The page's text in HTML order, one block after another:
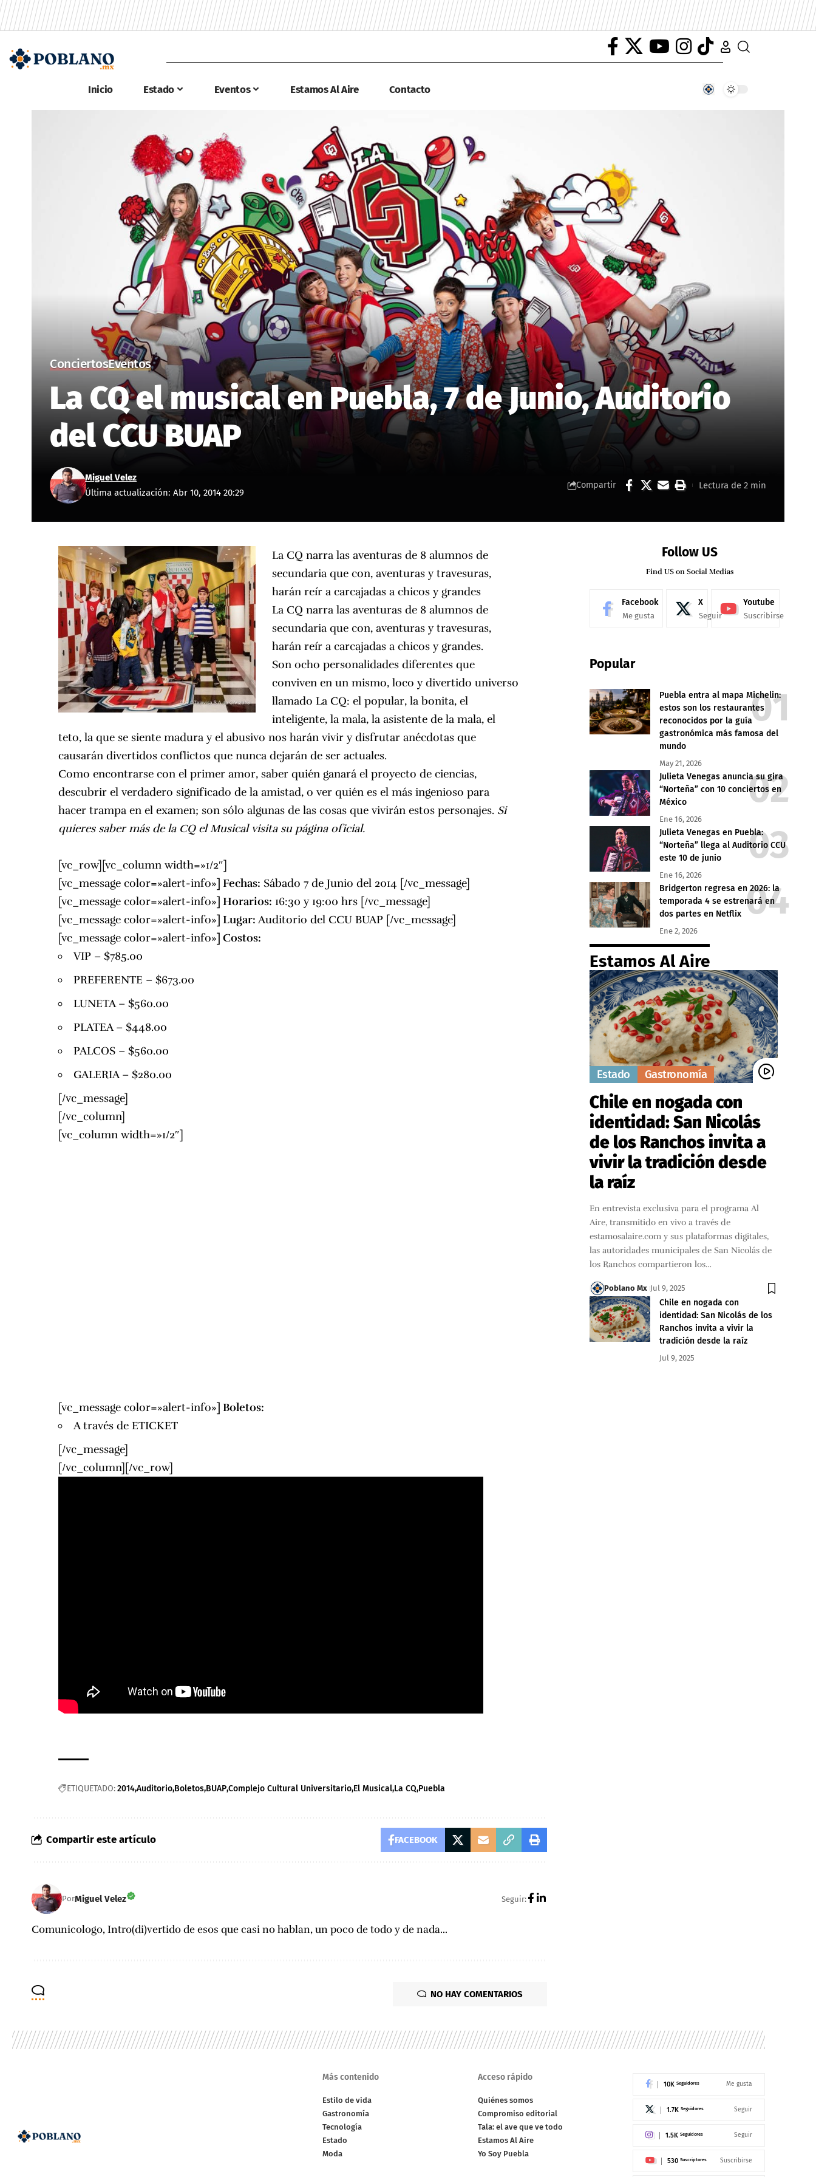
Inicio Estado Eventos Estamos Al Aire Contacto
ConciertosEventos
La CQ el musical en Puebla, 7 de Junio, Auditorio
del CCU BUAP
Última actualización: Abr 10, 2014 20:29
Miguel Velez
Compartir Lectura de 2 min
La CQ narra las aventuras de 8 alumnos de
secundaria que con, aventuras y travesuras,
harán reír a carcajadas a chicos y grandes
La CQ narra las aventuras de 8 alumnos de
secundaria que con, aventuras y travesuras,
harán reír a carcajadas a chicos y grandes.
Son ocho personalidades diferentes que
conviven en un mismo, loco y divertido universo
llamado La CQ: el popular, la bonita, el
inteligente, la mala, la asistente de la mala, el
teto, la que se siente madura y el abusivo nos harán vivir y disfrutar anécdotas que
causarán divertidos conflictos que nunca dejarán de ser actuales.
Como encontrarse con el primer amor, saber quién ganará el proyecto de ciencias,
descubrir el verdadero significado de la amistad, o ver quién es el más ingenioso para
hacer trampa en el examen; son sólo algunas de las cosas que vivirán estos personajes. Si
quieres saber más de la CQ el Musical visita su página oficial.
[vc_row][vc_column width=»1/2″]
[vc_message color=»alert-info»]Fechas: Sábado 7 de Junio del 2014 [/vc_message]
[vc_message color=»alert-info»]Horarios: 16:30 y 19:00 hrs [/vc_message]
[vc_message color=»alert-info»]Lugar: Auditorio del CCU BUAP [/vc_message]
[vc_message color=»alert-info»]Costos:
VIP – $785.00
PREFERENTE – $673.00
LUNETA – $560.00
PLATEA – $448.00
PALCOS – $560.00
GALERIA – $280.00
[/vc_message]
[/vc_column]
[vc_column width=»1/2″]
[vc_message color=»alert-info»]Boletos:
A través deETICKET
[/vc_message]
[/vc_column][/vc_row]
ETIQUETADO:2014Auditorio Boletos BUAPComplejo Cultural Universitario El Musical La CQ Puebla
Compartir este artículo FACEBOOK
PorMiguel Velez Seguir:
Comunicologo, Intro(di)vertido de esos que casi no hablan, un poco de todo y de nada...
NO HAY COMENTARIOS
Follow US
Find US on Social Medias
Facebook
Me gusta
X
Seguir
Youtube
Suscribirse
Popular
Puebla entra al mapa Michelin:
estos son los restaurantes
reconocidos por la guía
gastronómica más famosa del
mundo
May 21, 2026
Julieta Venegas anuncia su gira
“Norteña” con 10 conciertos en
México
Ene 16, 2026
Julieta Venegas en Puebla:
“Norteña” llega al Auditorio CCU
este 10 de junio
Ene 16, 2026
Bridgerton regresa en 2026: la
temporada 4 se estrenará en
dos partes en Netflix
Ene 2, 2026
Estamos Al Aire
Estado Gastronomía
Chile en nogada con
identidad: San Nicolás
de los Ranchos invita a
vivir la tradición desde
la raíz
En entrevista exclusiva para el programa Al
Aire, transmitido en vivo a través de
estamosalaire.com y sus plataformas digitales,
las autoridades municipales de San Nicolás de
los Ranchos compartieron los…
Poblano Mx Jul 9, 2025
Chile en nogada con
identidad: San Nicolás de los
Ranchos invita a vivir la
tradición desde la raíz
Jul 9, 2025
Más contenido
Estilo de vida
Gastronomía
Tecnología
Estado
Moda
Acceso rápido
Quiénes somos
Compromiso editorial
Tala: el ave que ve todo
Estamos Al Aire
Yo Soy Puebla
10K Seguidores Me gusta
1.7K Seguidores Seguir
1.5K Seguidores Seguir
530 Suscriptores Suscribirse